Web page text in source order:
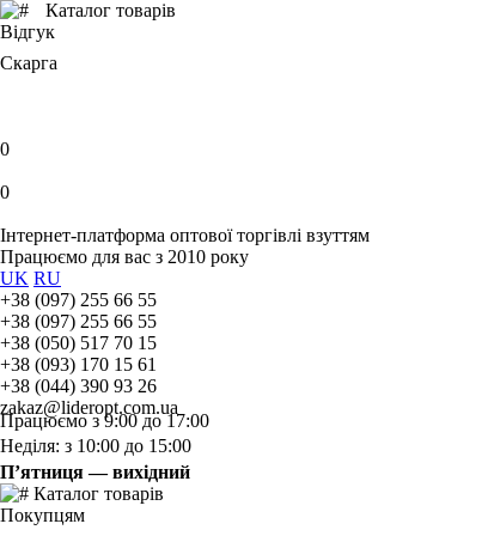
Каталог товарів
Відгук
Скарга
0
0
Інтернет-платформа оптової торгівлі взуттям
Працюємо для вас з 2010 року
UK RU
+38 (097) 255 66 55
+38 (097) 255 66 55
+38 (050) 517 70 15
+38 (093) 170 15 61
+38 (044) 390 93 26
zakaz@lideropt.com.ua
Працюємо з 9:00 до 17:00
Неділя: з 10:00 до 15:00
П’ятниця — вихідний
Каталог товарів
Покупцям